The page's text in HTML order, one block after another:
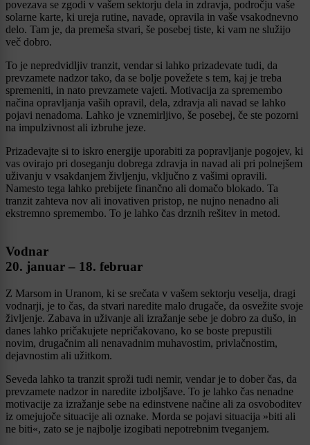
povezava se zgodi v vašem sektorju dela in zdravja, področju vaše
solarne karte, ki ureja rutine, navade, opravila in vaše vsakodnevno
delo. Tam je, da premeša stvari, še posebej tiste, ki vam ne služijo
več dobro.
To je nepredvidljiv tranzit, vendar si lahko prizadevate tudi, da
prevzamete nadzor tako, da se bolje povežete s tem, kaj je treba
spremeniti, in nato prevzamete vajeti. Motivacija za spremembo
načina opravljanja vaših opravil, dela, zdravja ali navad se lahko
pojavi nenadoma. Lahko je vznemirljivo, še posebej, če ste pozorni
na impulzivnost ali izbruhe jeze.
Prizadevajte si to iskro energije uporabiti za popravljanje pogojev, ki
vas ovirajo pri doseganju dobrega zdravja in navad ali pri polnejšem
uživanju v vsakdanjem življenju, vključno z vašimi opravili.
Namesto tega lahko prebijete finančno ali domačo blokado. Ta
tranzit zahteva nov ali inovativen pristop, ne nujno nenadno ali
ekstremno spremembo. To je lahko čas drznih rešitev in metod.
Vodnar
20. januar – 18. februar
Z Marsom in Uranom, ki se srečata v vašem sektorju veselja, dragi
vodnarji, je to čas, da stvari naredite malo drugače, da osvežite svoje
življenje. Zabava in uživanje ali izražanje sebe je dobro za dušo, in
danes lahko pričakujete nepričakovano, ko se boste prepustili
novim, drugačnim ali nenavadnim muhavostim, privlačnostim,
dejavnostim ali užitkom.
Seveda lahko ta tranzit sproži tudi nemir, vendar je to dober čas, da
prevzamete nadzor in naredite izboljšave. To je lahko čas nenadne
motivacije za izražanje sebe na edinstvene načine ali za osvoboditev
iz omejujoče situacije ali oznake. Morda se pojavi situacija »biti ali
ne biti«, zato se je najbolje izogibati nepotrebnim tveganjem.